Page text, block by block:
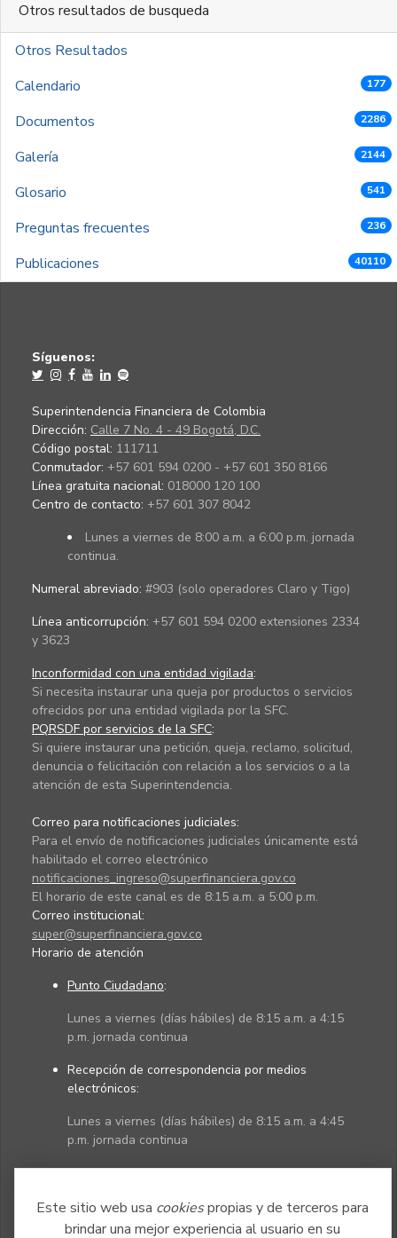
Este sitio web usa cookiespropias y de terceros para
brindar una mejor experiencia al usuario en su
Otros resultados de busqueda
Otros Resultados
Calendario
177
Documentos 2286
Galería 2144
Glosario 541
Preguntas frecuentes 236
Publicaciones 40110
Síguenos:
Superintendencia Financiera de Colombia
Dirección: Calle 7 No. 4 - 49 Bogotá, D.C.
Código postal: 111711
Conmutador: +57 601 594 0200 - +57 601 350 8166
Línea gratuita nacional: 018000 120 100
Centro de contacto: +57 601 307 8042
Lunes a viernes de 8:00 a.m. a 6:00 p.m. jornada
continua.
Numeral abreviado: #903 (solo operadores Claro y Tigo)
Línea anticorrupción: +57 601 594 0200 extensiones 2334
y 3623
Inconformidad con una entidad vigilada:
Si necesita instaurar una queja por productos o servicios
ofrecidos por una entidad vigilada por la SFC.
PQRSDF por servicios de la SFC:
Si quiere instaurar una petición, queja, reclamo, solicitud,
denuncia o felicitación con relación a los servicios o a la
atención de esta Superintendencia.
Correo para notificaciones judiciales:
Para el envío de notificaciones judiciales únicamente está
habilitado el correo electrónico
notificaciones_ingreso@superfinanciera.gov.co
El horario de este canal es de 8:15 a.m. a 5:00 p.m.
Correo institucional:
super@superfinanciera.gov.co
Horario de atención
Punto Ciudadano:
Lunes a viernes (días hábiles) de 8:15 a.m. a 4:15
p.m. jornada continua
Recepción de correspondencia por medios
electrónicos:
Lunes a viernes (días hábiles) de 8:15 a.m. a 4:45
p.m. jornada continua